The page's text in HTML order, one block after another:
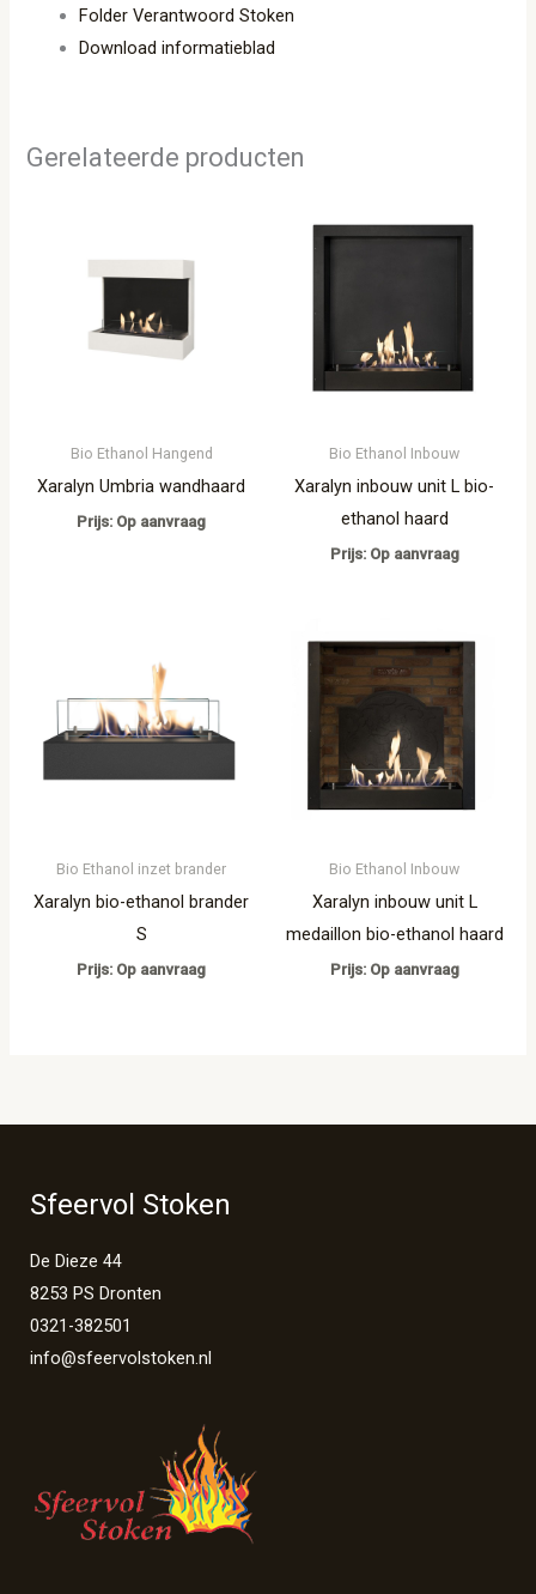
Folder Verantwoord Stoken
Download informatieblad
Gerelateerde producten
Bio Ethanol Hangend
Xaralyn Umbria wandhaard
Prijs: Op aanvraag
Bio Ethanol Inbouw
Xaralyn inbouw unit L bio-
ethanol haard
Prijs: Op aanvraag
Bio Ethanol inzet brander
Xaralyn bio-ethanol brander
S
Prijs: Op aanvraag
Bio Ethanol Inbouw
Xaralyn inbouw unit L
medaillon bio-ethanol haard
Prijs: Op aanvraag
Sfeervol Stoken
De Dieze 44
8253 PS Dronten
0321-382501
info@sfeervolstoken.nl